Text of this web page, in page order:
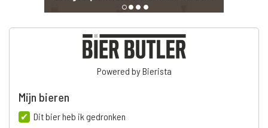
Powered by Bierista
Mijn bieren
Dit bier heb ik gedronken